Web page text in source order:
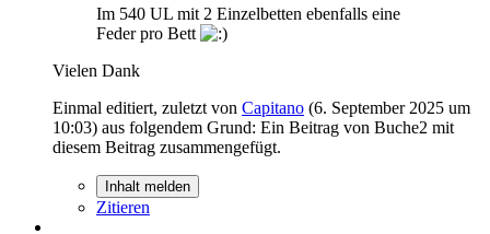
Im 540 UL mit 2 Einzelbetten ebenfalls eine
Feder pro Bett
Vielen Dank
Einmal editiert, zuletzt von Capitano (6. September 2025 um
10:03) aus folgendem Grund: Ein Beitrag von Buche2 mit
diesem Beitrag zusammengefügt.
Inhalt melden
Zitieren